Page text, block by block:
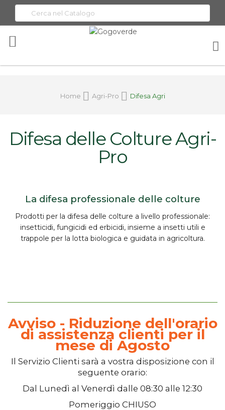
Home Agri-Pro Difesa Agri
Difesa delle Colture Agri-
Pro
La difesa professionale delle colture
Prodotti per la difesa delle colture a livello professionale:
insetticidi, fungicidi ed erbicidi, insieme a insetti utili e
trappole per la lotta biologica e guidata in agricoltura.
Avviso - Riduzione dell'orario
di assistenza clienti per il
mese di Agosto
Il Servizio Clienti sarà a vostra disposizione con il
seguente orario:
Dal Lunedì al Venerdì dalle 08:30 alle 12:30
Pomeriggio CHIUSO